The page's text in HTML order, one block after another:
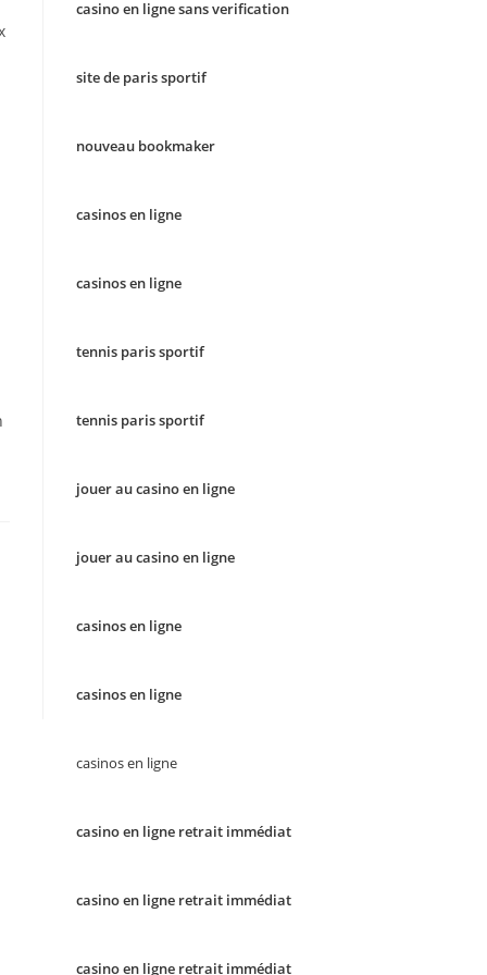
casino en ligne sans verification
site de paris sportif
nouveau bookmaker
casinos en ligne
casinos en ligne
tennis paris sportif
tennis paris sportif
jouer au casino en ligne
jouer au casino en ligne
casinos en ligne
casinos en ligne
casinos en ligne
casino en ligne retrait immédiat
casino en ligne retrait immédiat
casino en ligne retrait immédiat